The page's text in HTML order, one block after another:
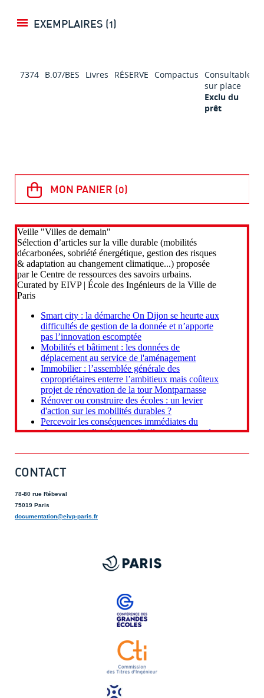
EXEMPLAIRES (1)
7374 B.07/BES Livres RÉSERVE Compactus Consultable
sur place
Exclu du
prêt
CONTACT
78-80 rue Rébeval
75019 Paris
documentation@eivp-paris.fr